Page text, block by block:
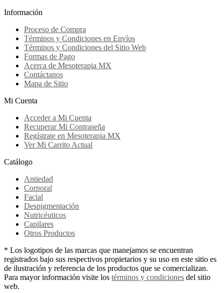
Información
Proceso de Compra
Términos y Condiciones en Envíos
Términos y Condiciones del Sitio Web
Formas de Pago
Acerca de Mesoterapia MX
Contáctanos
Mapa de Sitio
Mi Cuenta
Acceder a Mi Cuenta
Recuperar Mi Contraseña
Regístrate en Mesoterapia MX
Ver Mi Carrito Actual
Catálogo
Antiedad
Corporal
Facial
Despigmentación
Nutricéuticos
Capilares
Otros Productos
* Los logotipos de las marcas que manejamos se encuentran
registrados bajo sus respectivos propietarios y su uso en este sitio es
de ilustración y referencia de los productos que se comercializan.
Para mayor información visite los términos y condiciones del sitio
web.